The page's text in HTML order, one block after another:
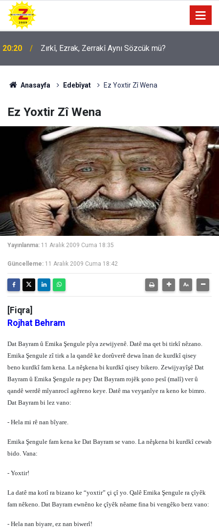
20:20 Zırkî, Ezrak, Zerrakî Aynı Sözcük mü?
Anasayfa Edebîyat Ez Yoxtir Zî Wena
Ez Yoxtir Zî Wena
Yayınlanma: 11 Aralık 2009 Cuma 18:35
Güncelleme: 11 Aralık 2009 Cuma 18:42
[Fiqra]
Rojhat Behram
Dat Bayram û Emika Şengule pîya zewijyenê. Datê ma qet bi tirkî nêzano.
Emika Şengule zî tirk a la qandê ke dorûverê dewa înan de kurdkî qisey
beno kurdkî fam kena. La nêşkena bi kurdkî qisey bikero. Zewijyayîşê Dat
Bayram û Emika Şengule ra pey Dat Bayram rojêk şono pesî (malî) ver û
qandê werdê mîyanrocî agêreno keye. Datê ma veyşanîye ra keno ke bimro.
Dat Bayram bi lez vano:
- Hela mi rê nan bîyare.
Emika Şengule fam kena ke Dat Bayram se vano. La nêşkena bi kurdkî cewab
bido. Vana:
- Yoxtir!
La datê ma kotî ra bizano ke “yoxtir” çi çî yo. Qalê Emika Şengule ra çîyêk
fam nêkeno. Dat Bayram ewnêno ke çîyêk nêame fina bi vengêko berz vano:
- Hela nan biyare, ez nan biwerî!